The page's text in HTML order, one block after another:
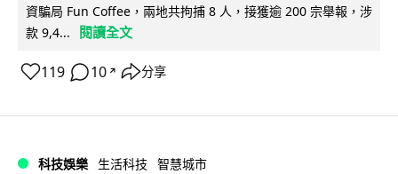
資騙局 Fun Coffee，兩地共拘捕 8 人，接獲逾 200 宗舉報，涉
款 9,4...
閱讀全文
119 10 ↗ 分享
科技娛樂 生活科技 智慧城市